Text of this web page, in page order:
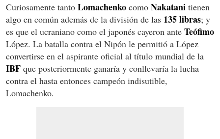
Curiosamente tanto Lomachenko como Nakatani tienen
algo en común además de la división de las 135 libras; y
es que el ucraniano como el japonés cayeron ante Teófimo
López. La batalla contra el Nipón le permitió a López
convertirse en el aspirante oficial al título mundial de la
IBF que posteriormente ganaría y conllevaría la lucha
contra el hasta entonces campeón indisutible,
Lomachenko.